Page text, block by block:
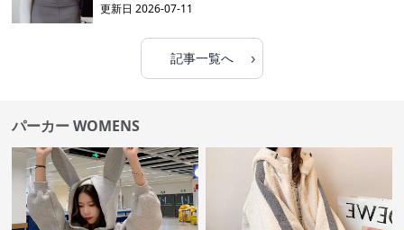
更新日2026-07-11
記事一覧へ ›
パーカー WOMENS